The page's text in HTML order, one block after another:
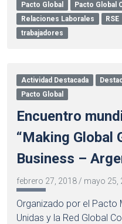
Pacto Global Pacto Global
Relaciones Laborales
RSE
trabajadores
Actividad Destacada
Pacto Global
Encuentro
“Making Global
Business –
febrero 27, 2018 / mayo 25,
Organizado por el Pacto
Unidas y la Red Global